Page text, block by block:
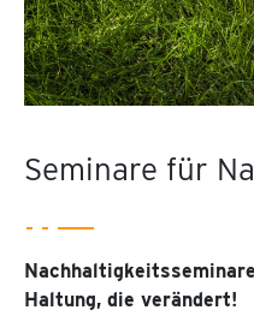
Seminare für
Haltung, die verändert!